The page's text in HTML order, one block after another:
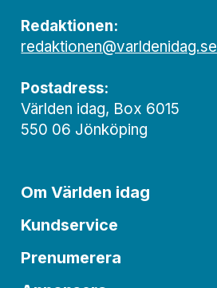
Redaktionen:
redaktionen@varldenidag.se
Postadress:
Världen idag, Box 6015
550 06 Jönköping
Om Världen idag
Kundservice
Prenumerera